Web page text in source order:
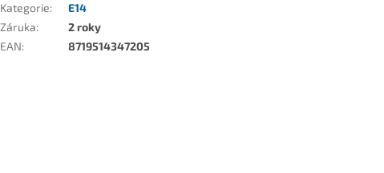
Kategorie:
E14
Záruka:
2 roky
EAN: 8719514347205